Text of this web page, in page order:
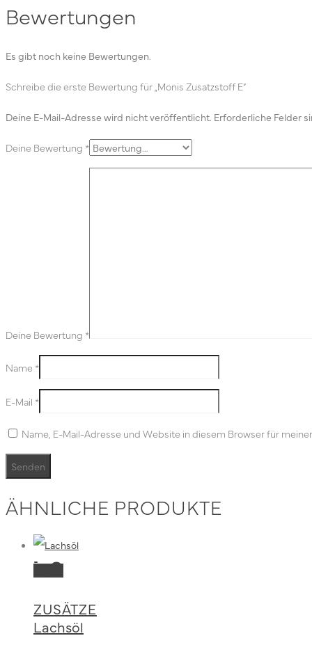
Bewertungen
Es gibt noch keine Bewertungen.
Schreibe die erste Bewertung für „Monis Zusatzstoff E“
Deine E-Mail-Adresse wird nicht veröffentlicht. Erforderliche Felder
Deine Bewertung *
Deine Bewertung *
Name *
E-Mail *
Name, E-Mail-Adresse und Website in diesem Browser für
ÄHNLICHE PRODUKTE
wählen
Dieses
weist
mehrere
ZUSÄTZE
Lachsöl